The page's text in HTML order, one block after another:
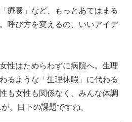
療養」など、もっとあてはまる
呼び方を変えるの、いいアイデ
性はためらわずに病院へ。生理
るような「生理休暇」に代わる
も女性も関係なく、みんな体調
、目下の課題ですね。